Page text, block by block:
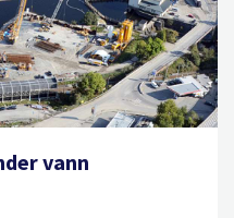
vann